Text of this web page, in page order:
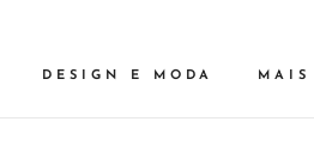
DESIGN E MODA MAIS